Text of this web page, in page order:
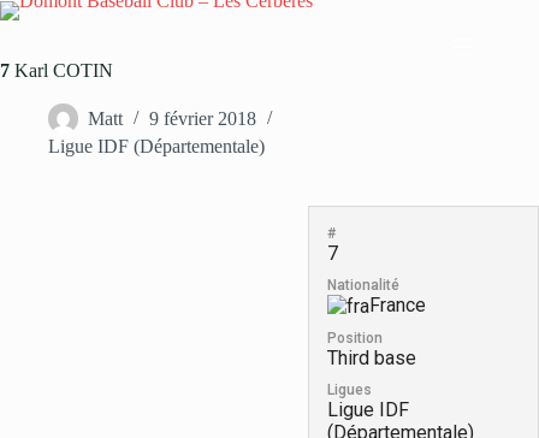
Passer
7 Karl COTIN
Matt
9 février 2018
Ligue IDF (Départementale)
#
7
Nationalité
France
Position
Third base
Ligues
Ligue IDF
(Départementale)